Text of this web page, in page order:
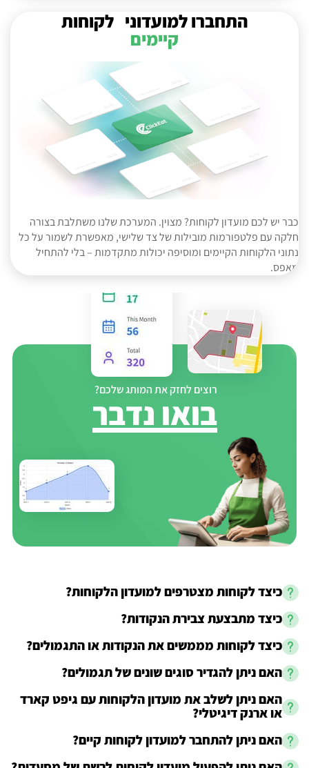
התחברו למועדוני לקוחות
קיימים
כבר יש לכם מועדון לקוחות? מצוין. המערכת שלנו משתלבת בצורה
חלקה עם פלטפורמות מובילות של צד שלישי, מאפשרת לשמור על כל
נתוני הלקוחות הקיימים ומוסיפה יכולות מתקדמות – בלי להתחיל
מאפס.
רוצים לחזק את המותג שלכם?
בואו נדבר
כיצד לקוחות מצטרפים למועדון הלקוחות?
כיצד מתבצעת צבירת הנקודות?
כיצד לקוחות מממשים את הנקודות או התגמולים?
האם ניתן להגדיר סוגים שונים של תגמולים?
האם ניתן לשלב את מועדון הלקוחות עם גיפט קארד
או ארנק דיגיטלי?
האם ניתן להתחבר למועדון לקוחות קיים?